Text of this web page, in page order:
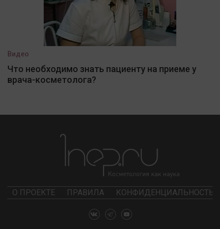
Видео
Что необходимо знать пациенту на приеме у
врача-косметолога?
О ПРОЕКТЕ ПРАВИЛА КОНФИДЕНЦИАЛЬНОСТЬ